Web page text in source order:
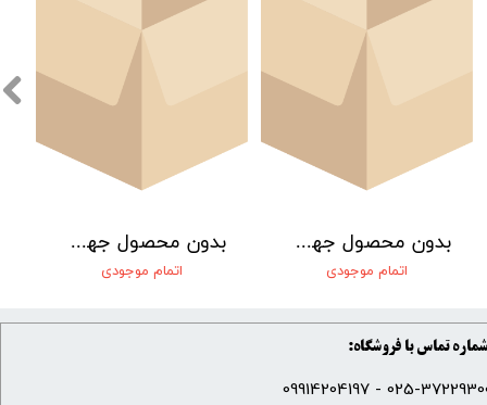
بدون محصول جهت نمایش
اتمام موجودی
بدون محصول جهت نمایش
اتمام موجودی
شماره تماس با فروشگاه:
025-37229300 -